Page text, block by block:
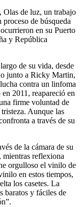
Olas de luz, un trabajo
de búsqueda
en su Puerto
y República
de su vida, desde
junto a Ricky Martin,
contra un linfoma
2011, reapareció en
firme voluntad de
Aunque las
a través de su
de la cámara de su
mientras reflexiona
orgulloso el vinilo de
en estos tiempos,
los casetes. La
baratos y fáciles de